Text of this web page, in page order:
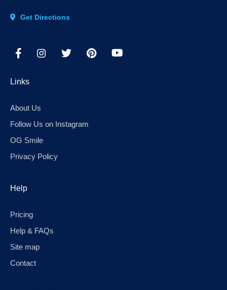
Get Directions
Links
About Us
Follow Us on Instagram
OG Smile
Privacy Policy
Help
Pricing
Help & FAQs
Site map
Contact